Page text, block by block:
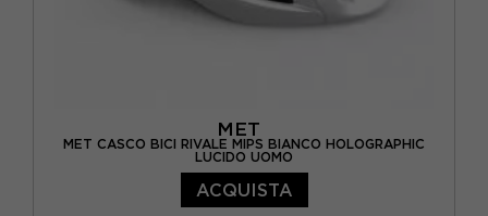
MET
MET CASCO BICI RIVALE MIPS BIANCO HOLOGRAPHIC
LUCIDO UOMO
ACQUISTA